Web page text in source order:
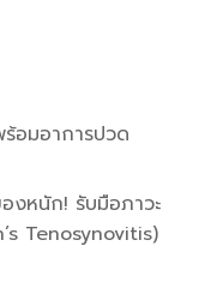
อมอาการปวด
งหนัก! รับมือภาวะ
Tenosynovitis)